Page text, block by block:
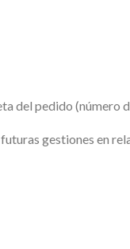
del pedido (número
gestiones en